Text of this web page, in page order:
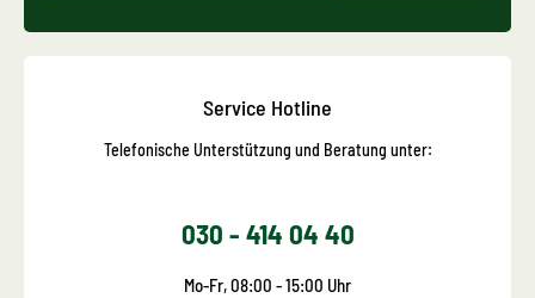
Service Hotline
Telefonische Unterstützung und Beratung unter:
030 - 414 04 40
Mo-Fr, 08:00 - 15:00 Uhr